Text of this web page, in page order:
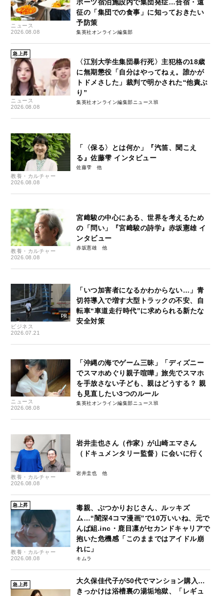
ニュース
2026.08.08
ポーツ宿泊施設内で集団発症…合宿・遠
征の「集団での食事」に知っておきたい
予防策
集英社オンライン編集部
急上昇
ニュース
2026.08.08
〈江別大学生集団暴行死〉主犯格の18歳
に無期懲役「自分はやってねぇ。誰かが
トドメさした」裁判で明かされた“他責ぶ
り”
集英社オンライン編集部ニュース班
教養・カルチャー
2026.08.08
「〈保る〉とは何か」『汽笛、聞こえ
る』佐藤雫 インタビュー
佐藤雫
教養・カルチャー
2026.08.08
宮﨑駿の中心にある、世界を考えるため
の「問い」『宮﨑駿の詩学』赤坂憲雄 イ
ンタビュー
赤坂憲雄
ビジネス
2026.07.21
「いつ加害者になるかわからない…」青
切符導入で増す大型トラックの不安、自
転車“車道走行時代”に求められる新たな
安全対策
ニュース
2026.08.08
「沖縄の海でゲーム三昧」「ディズニー
でスマホめぐり親子喧嘩」旅先でスマホ
を手放さない子ども、親はどうする？ 親
も見直したい3つのルール
集英社オンライン編集部ニュース班
教養・カルチャー
2026.08.08
岩井圭也さん（作家）が山崎エマさん
（ドキュメンタリー監督）に会いに行く
岩井圭也
急上昇
教養・カルチャー
2026.08.08
毒親、ぶつかりおじさん、ルッキズ
ム…“闇深4コマ漫画”で10万いいね、元で
んぱ組.inc・鹿目凛がセカンドキャリアで
抱いた危機感「このままではアイドル崩
れに」
キムラ
急上昇
大久保佳代子が50代でマンション購入…
きっかけは浴槽裏の湯垢地獄、「レギュ